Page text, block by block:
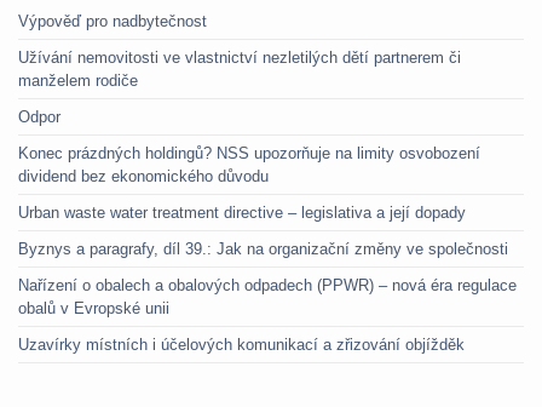
Výpověď pro nadbytečnost
Užívání nemovitosti ve vlastnictví nezletilých dětí partnerem či
manželem rodiče
Odpor
Konec prázdných holdingů? NSS upozorňuje na limity osvobození
dividend bez ekonomického důvodu
Urban waste water treatment directive – legislativa a její dopady
Byznys a paragrafy, díl 39.: Jak na organizační změny ve společnosti
Nařízení o obalech a obalových odpadech (PPWR) – nová éra regulace
obalů v Evropské unii
Uzavírky místních i účelových komunikací a zřizování objížděk